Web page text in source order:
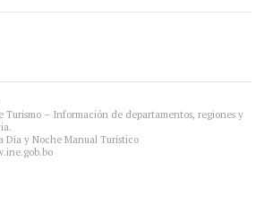
Turismo – Información de departamentos, regiones y
Día y Noche Manual Turístico